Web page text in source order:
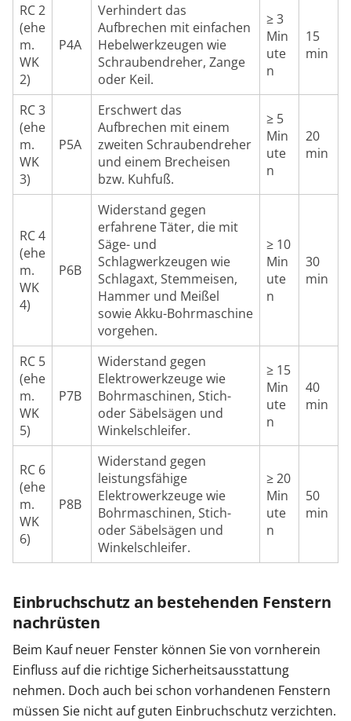
RC 2
(ehe
m.
WK
2)
P4A
Verhindert das
Aufbrechen mit einfachen
Hebelwerkzeugen wie
Schraubendreher, Zange
oder Keil.
≥ 3
Min
ute
n
15
min
RC 3
(ehe
m.
WK
3)
P5A
Erschwert das
Aufbrechen mit einem
zweiten Schraubendreher
und einem Brecheisen
bzw. Kuhfuß.
≥ 5
Min
ute
n
20
min
RC 4
(ehe
m.
WK
4)
P6B
Widerstand gegen
erfahrene Täter, die mit
Säge- und
Schlagwerkzeugen wie
Schlagaxt, Stemmeisen,
Hammer und Meißel
sowie Akku-Bohrmaschine
vorgehen.
≥ 10
Min
ute
n
30
min
RC 5
(ehe
m.
WK
5)
P7B
Widerstand gegen
Elektrowerkzeuge wie
Bohrmaschinen, Stich-
oder Säbelsägen und
Winkelschleifer.
≥ 15
Min
ute
n
40
min
RC 6
(ehe
m.
WK
6)
P8B
Widerstand gegen
leistungsfähige
Elektrowerkzeuge wie
Bohrmaschinen, Stich-
oder Säbelsägen und
Winkelschleifer.
≥ 20
Min
ute
n
50
min
Einbruchschutz an bestehenden Fenstern
nachrüsten
Beim Kauf neuer Fenster können Sie von vornherein
Einfluss auf die richtige Sicherheitsausstattung
nehmen. Doch auch bei schon vorhandenen Fenstern
müssen Sie nicht auf guten Einbruchschutz verzichten.